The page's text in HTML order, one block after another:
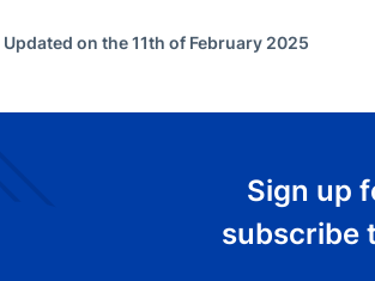
Updated on the 11th of February 2025
Sign up
subscribe